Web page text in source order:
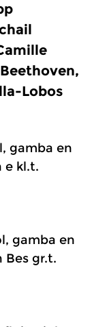
Lobos
gamba en
e kl.t.
gamba en
Bes gr.t.